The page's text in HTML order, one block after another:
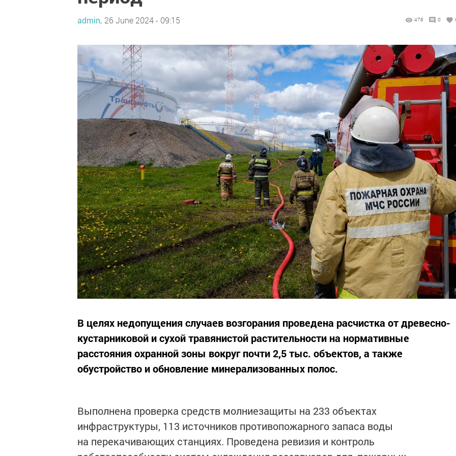
admin, 26 June 2024 - 09:15 478 0
В целях недопущения случаев возгорания проведена расчистка от древесно-
кустарниковой и сухой травянистой растительности на нормативные
расстояния охранной зоны вокруг почти 2,5 тыс. объектов, а также
обустройство и обновление минерализованных полос.
Выполнена проверка средств молниезащиты на 233 объектах
инфраструктуры, 113 источников противопожарного запаса воды
на перекачивающих станциях. Проведена ревизия и контроль